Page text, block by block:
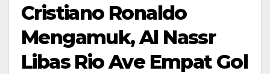
Cristiano Ronaldo
Mengamuk, Al Nassr
Libas Rio Ave Empat Gol